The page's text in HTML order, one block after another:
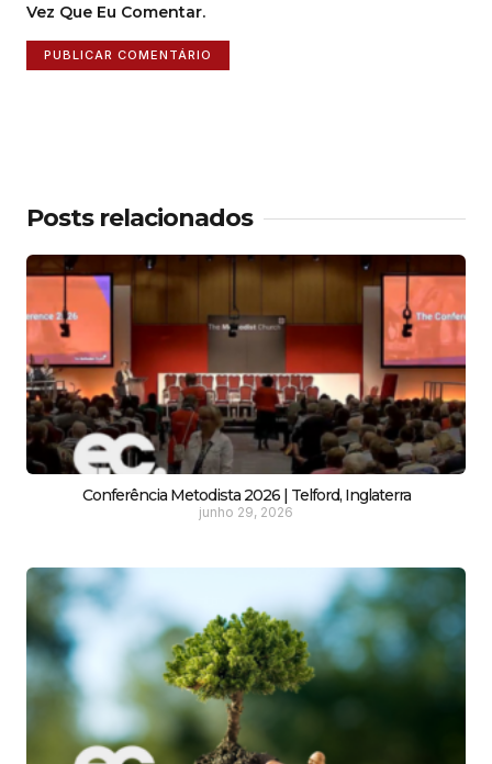
Vez Que Eu Comentar.
Posts relacionados
Conferência Metodista 2026 | Telford, Inglaterra
junho 29, 2026